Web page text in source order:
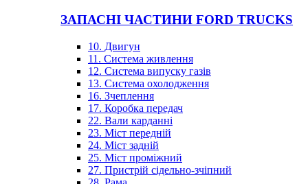
ЗАПАСНІ ЧАСТИНИ FORD TRUCKS
10. Двигун
11. Система живлення
12. Система випуску газів
13. Система охолодження
16. Зчеплення
17. Коробка передач
22. Вали карданні
23. Міст передній
24. Міст задній
25. Міст проміжний
27. Пристрій сідельно-зчіпний